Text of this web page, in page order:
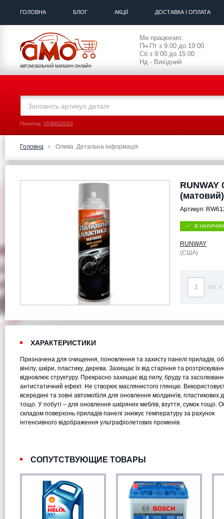
ГОЛОВНА БЛОГ АКЦІЇ ДОСТАВКА І ОПЛАТА
АВТОМОБІЛЬНИЙ МАГАЗИН ОНЛАЙН
Ми працюємо:
Пн-Пт з 9:00 до 19:00
Сб з 9:00 до 15:00
Нд - Вихідний
Приклад: VKMA02023
Головна Олива. Детальна інформація
RUNWAY
(матовий)
Артикул:
В НАЛИЧИИ
RUNWAY
(США)
шт. x
ХАРАКТЕРИСТИКИ
Призначена для очищення, поновлення та захисту панелі приладів,
вінілу, шкіри, пластику, дерева. Захищає їх від старіння та
відновлює структуру. Прекрасно захищає від пилу, бруду та
антистатичний ефект. Не створює маслянистого глянцю.
всередині та зовні автомобіля для оновлення молдингів, пластикових
тощо. У побуті – для оновлення шкіряних меблів, взуття, сумок тощо.
складом поверхонь приладів панелі знижує температуру за рахунок
інтенсивного відображення ультрафіолетових променів.
СОПУТСТВУЮЩИЕ ТОВАРЫ